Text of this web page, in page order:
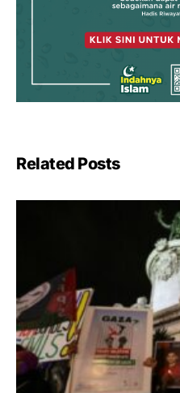
Related Posts